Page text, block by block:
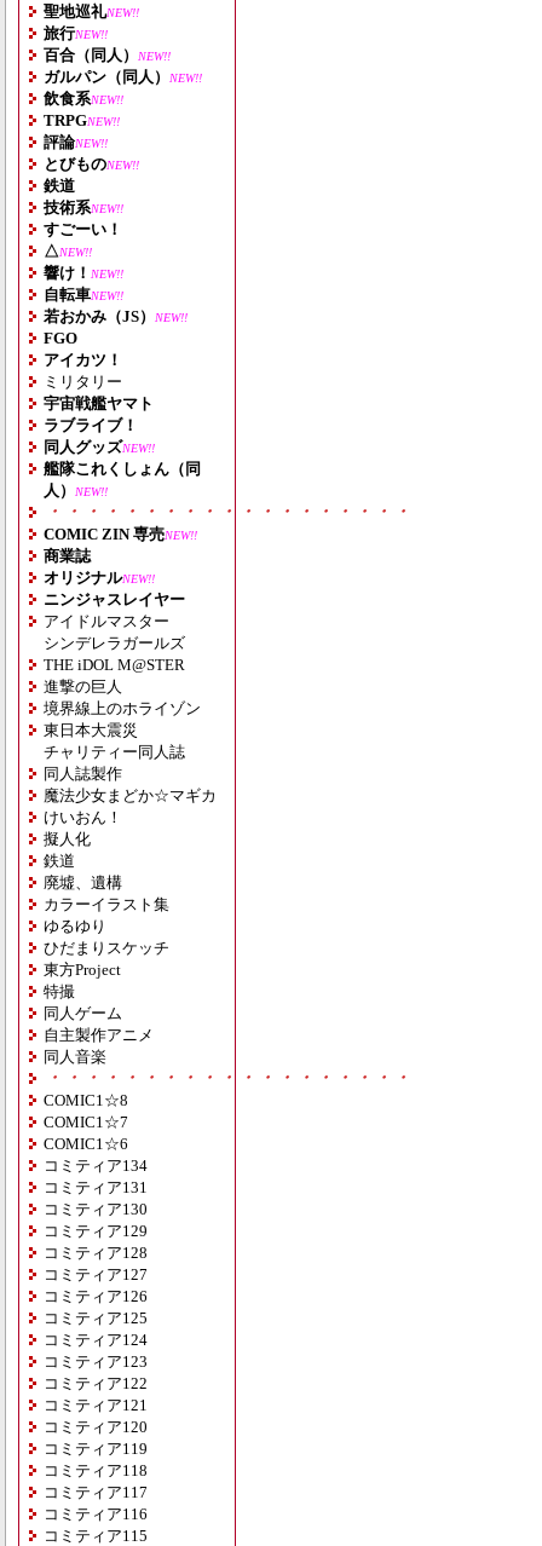
聖地巡礼NEW!!
旅行NEW!!
百合（同人） NEW!!
ガルパン（同人） NEW!!
飲食系NEW!!
TRPGNEW!!
評論NEW!!
とびものNEW!!
鉄道
技術系NEW!!
すごーい！
△NEW!!
響け！ NEW!!
自転車NEW!!
若おかみ（JS） NEW!!
FGO
アイカツ！
ミリタリー
宇宙戦艦ヤマト
ラブライブ！
同人グッズNEW!!
艦隊これくしょん（同
人）
NEW!!
・・・・・・・・・・・・・・・・・・・
COMIC ZIN 専売NEW!!
商業誌
オリジナルNEW!!
ニンジャスレイヤー
アイドルマスター
シンデレラガールズ
THE iDOL M@STER
進撃の巨人
境界線上のホライゾン
東日本大震災
チャリティー同人誌
同人誌製作
魔法少女まどか☆マギカ
けいおん！
擬人化
鉄道
廃墟、遺構
カラーイラスト集
ゆるゆり
ひだまりスケッチ
東方Project
特撮
同人ゲーム
自主製作アニメ
同人音楽
・・・・・・・・・・・・・・・・・・・
COMIC1☆8
COMIC1☆7
COMIC1☆6
コミティア134
コミティア131
コミティア130
コミティア129
コミティア128
コミティア127
コミティア126
コミティア125
コミティア124
コミティア123
コミティア122
コミティア121
コミティア120
コミティア119
コミティア118
コミティア117
コミティア116
コミティア115